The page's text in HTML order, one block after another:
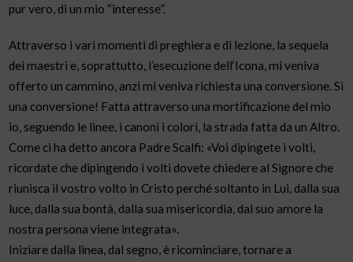
pur vero, di un mio “interesse”.
Attraverso i vari momenti di preghiera e di lezione, la sequela
dei maestri e, soprattutto, l’esecuzione dell‘Icona, mi veniva
offerto un cammino, anzi mi veniva richiesta una conversione. Sì
una conversione! Fatta attraverso una mortificazione del mio
io, seguendo le linee, i canoni i colori, la strada fatta da un Altro.
Come ci ha detto ancora Padre Scalfi: «Voi dipingete i volti,
ricordate che dipingendo i volti dovete chiedere al Signore che
riunisca il vostro volto in Cristo perché soltanto in Lui, dalla sua
luce, dalla sua bontà, dalla sua misericordia, dal suo amore la
nostra persona viene integrata».
Iniziare dalla linea, dal segno, è ricominciare, tornare a